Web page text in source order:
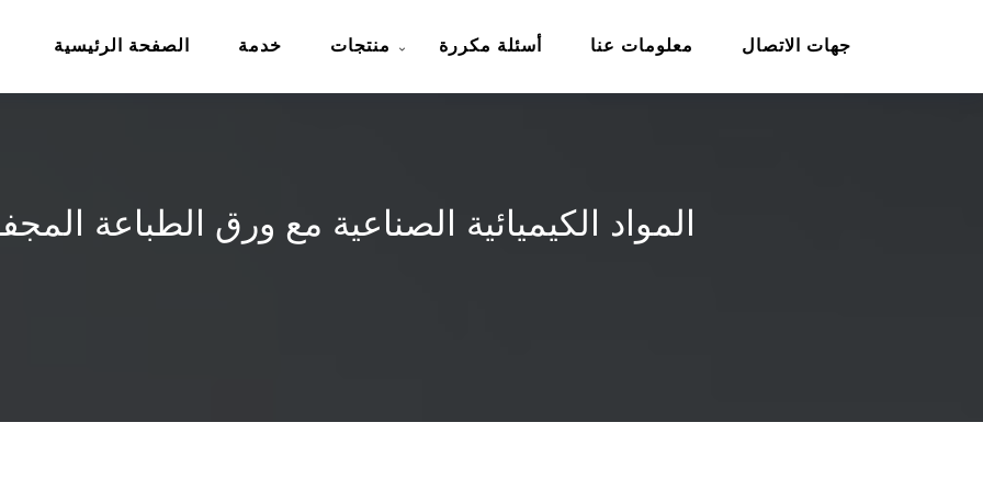
الصفحة الرئيسية خدمة منتجات أسئلة مكررة معلومات عنا جهات الاتصال
المواد الكيميائية الصناعية مع ورق الطباعة